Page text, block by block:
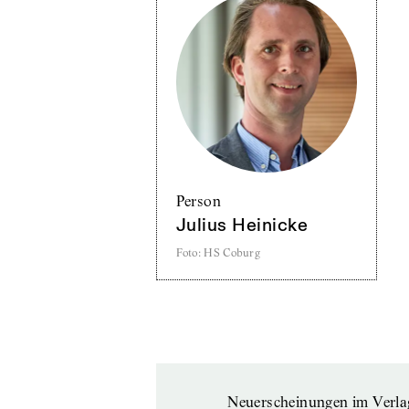
Person
Julius Heinicke
Foto: HS Coburg
Neuerscheinungen im